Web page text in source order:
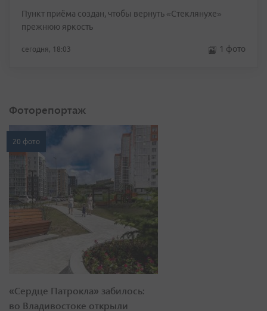
Пункт приёма создан, чтобы вернуть «Стеклянухе»
прежнюю яркость
сегодня, 18:03 1 фото
Фоторепортаж
20 фото
«Сердце Патрокла» забилось:
во Владивостоке открыли